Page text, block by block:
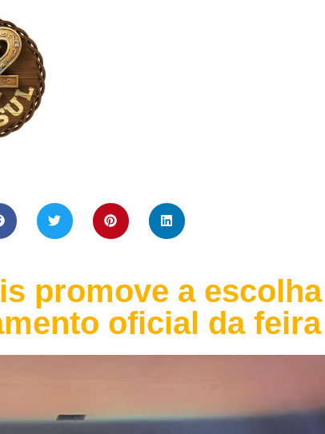
promove a escolha
oficial da feira